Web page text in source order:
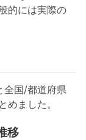
的には実際の
全国/都道府県
めました。
移